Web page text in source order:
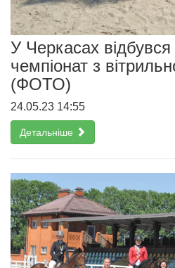
У Черкасах відбувся
чемпіонат з
(ФОТО)
24.05.23 14:55
Детальніше